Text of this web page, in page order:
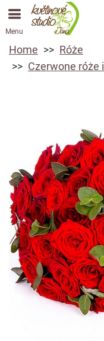
Menu
Home
Róże
Czerwone róże